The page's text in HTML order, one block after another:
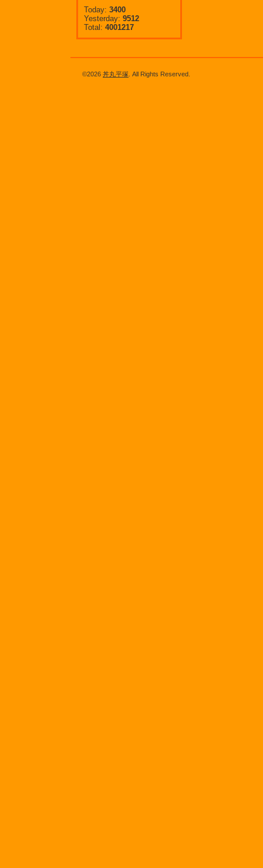
Today: 3400
Yesterday: 9512
Total: 4001217
©2026 丼丸平塚 . All Rights Reserved.